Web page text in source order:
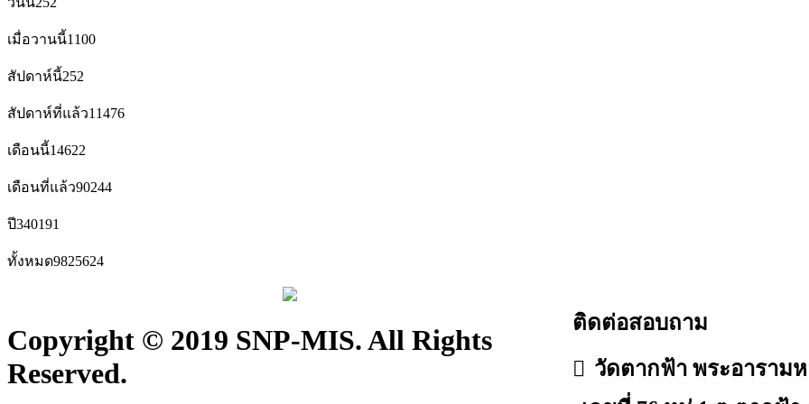
เมื่อวานนี้1100
สัปดาห์นี้252
สัปดาห์ที่แล้ว11476
เดือนนี้14622
เดือนที่แล้ว90244
ปี340191
ทั้งหมด9825624
ติดต่อสอบถาม
วัดตากฟ้า พระอาราม
Copyright © 2019 SNP-MIS. All Rights
Reserved.